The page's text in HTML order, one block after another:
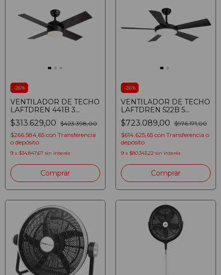
-26%
VENTILADOR DE TECHO
LAFTDREN 441B 3
VELOCIDADES LED 24W
NEGRO (7798328757975)
$313.629,00 $423.398,00
$266.584,65 con Transferencia
o depósito
9 x $34.847,67 sin interés
Comprar
-26%
VENTILADOR DE TECHO
LAFTDREN 522B 5
VELOCIDADES LED 24W
WIFI NEGRO
(7798328754134)
$723.089,00 $976.171,00
$614.625,65 con Transferencia o
depósito
9 x $80.343,22 sin interés
Comprar